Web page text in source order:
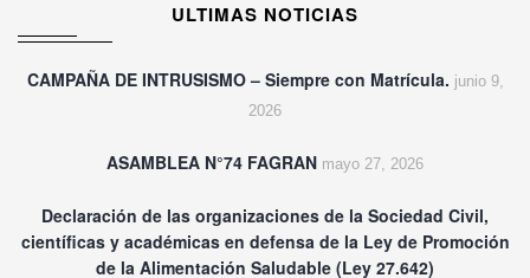
ULTIMAS NOTICIAS
CAMPAÑA DE INTRUSISMO – Siempre con Matrícula. junio 9,
2026
ASAMBLEA N°74 FAGRAN mayo 27, 2026
Declaración de las organizaciones de la Sociedad Civil,
científicas y académicas en defensa de la Ley de Promoción
de la Alimentación Saludable (Ley 27.642)